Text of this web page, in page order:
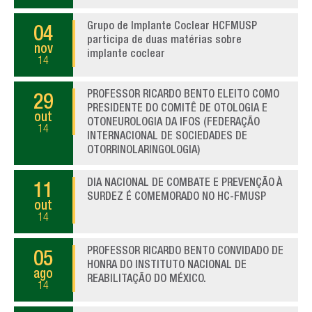
04
nov
14
Grupo de Implante Coclear HCFMUSP
participa de duas matérias sobre
implante coclear
29
out
14
PROFESSOR RICARDO BENTO ELEITO COMO
PRESIDENTE DO COMITÊ DE OTOLOGIA E
OTONEUROLOGIA DA IFOS (FEDERAÇÃO
INTERNACIONAL DE SOCIEDADES DE
OTORRINOLARINGOLOGIA)
11
out
14
DIA NACIONAL DE COMBATE E PREVENÇÃO À
SURDEZ É COMEMORADO NO HC-FMUSP
05
ago
14
PROFESSOR RICARDO BENTO CONVIDADO DE
HONRA DO INSTITUTO NACIONAL DE
REABILITAÇÃO DO MÉXICO.